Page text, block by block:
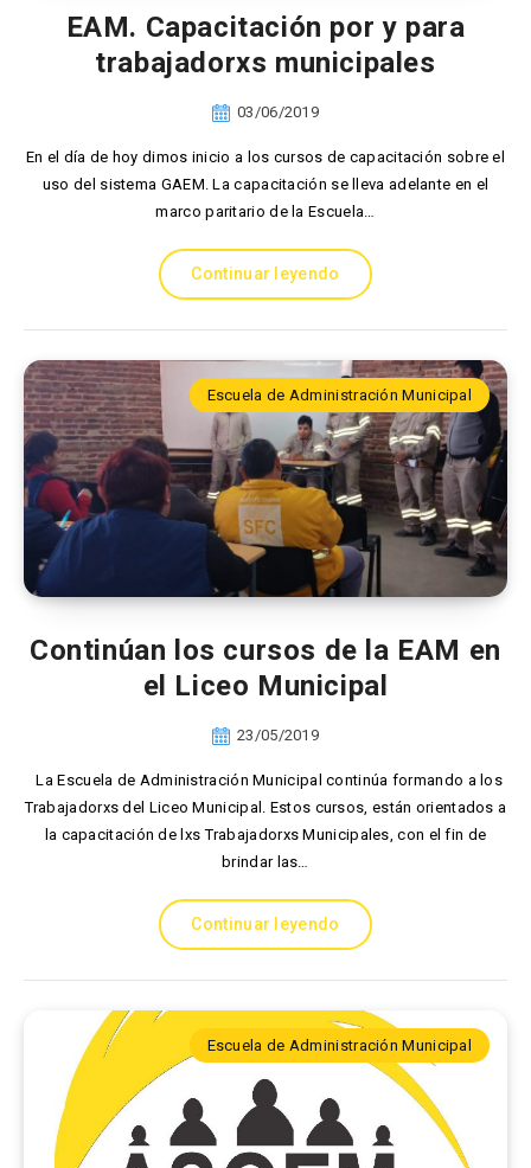
EAM. Capacitación por y para
trabajadorxs municipales
03/06/2019
En el día de hoy dimos inicio a los cursos de capacitación sobre el
uso del sistema GAEM. La capacitación se lleva adelante en el
marco paritario de la Escuela…
Continuar leyendo
Escuela de Administración Municipal
Continúan los cursos de la EAM en
el Liceo Municipal
23/05/2019
La Escuela de Administración Municipal continúa formando a los
Trabajadorxs del Liceo Municipal. Estos cursos, están orientados a
la capacitación de lxs Trabajadorxs Municipales, con el fin de
brindar las…
Continuar leyendo
Escuela de Administración Municipal